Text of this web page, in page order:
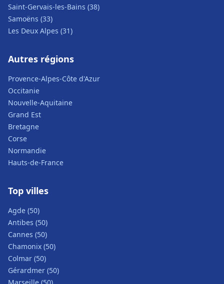
Saint-Gervais-les-Bains (38)
Samoëns (33)
Les Deux Alpes (31)
Autres régions
Provence-Alpes-Côte d'Azur
Occitanie
Nouvelle-Aquitaine
Grand Est
Bretagne
Corse
Normandie
Hauts-de-France
Top villes
Agde (50)
Antibes (50)
Cannes (50)
Chamonix (50)
Colmar (50)
Gérardmer (50)